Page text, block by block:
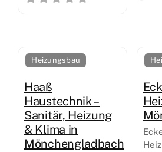
Heizungsbau
Haaß
Haustechnik –
Sanitär, Heizung
& Klima in
Mönchengladbach